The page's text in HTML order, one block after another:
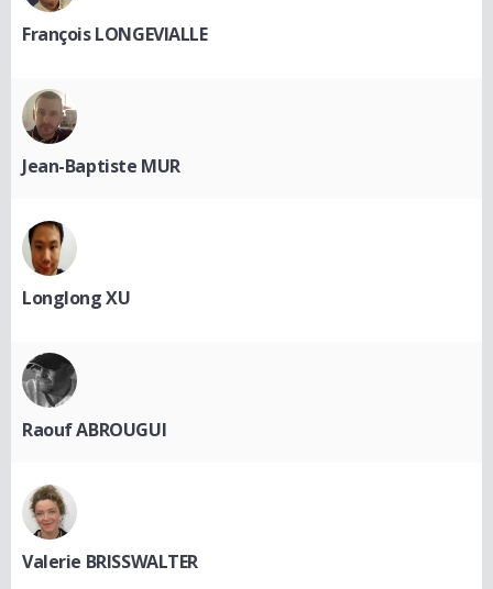
François LONGEVIALLE
Jean-Baptiste MUR
Longlong XU
Raouf ABROUGUI
Valerie BRISSWALTER